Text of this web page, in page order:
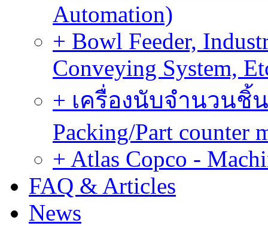
Automation)
+ Bowl Feeder,
Conveying System,
+ เครื่องนับจำนวนชิ้
Packing/Part counter
+ Atlas Copco -
FAQ & Articles
News